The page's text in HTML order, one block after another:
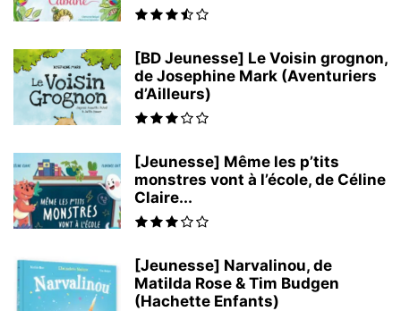
[BD Jeunesse] Le Voisin grognon,
de Josephine Mark (Aventuriers
d’Ailleurs)
[Jeunesse] Même les p’tits
monstres vont à l’école, de Céline
Claire...
[Jeunesse] Narvalinou, de
Matilda Rose & Tim Budgen
(Hachette Enfants)